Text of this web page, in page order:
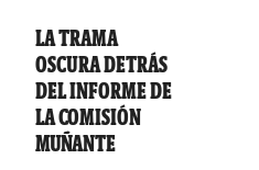
LA TRAMA
OSCURA DETRÁS
DEL INFORME DE
LA COMISIÓN
MUÑANTE